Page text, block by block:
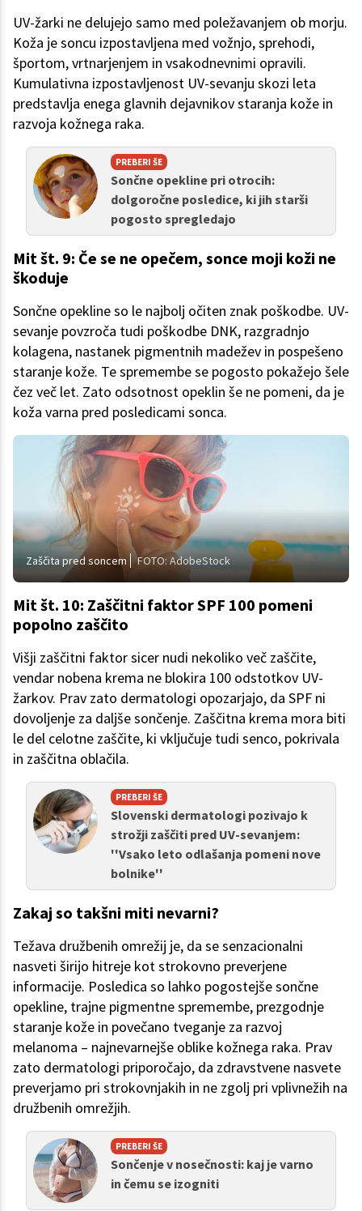
UV-žarki ne delujejo samo med poležavanjem ob morju.
Koža je soncu izpostavljena med vožnjo, sprehodi,
športom, vrtnarjenjem in vsakodnevnimi opravili.
Kumulativna izpostavljenost UV-sevanju skozi leta
predstavlja enega glavnih dejavnikov staranja kože in
razvoja kožnega raka.
PREBERI ŠE
Sončne opekline pri otrocih:
dolgoročne posledice, ki jih starši
pogosto spregledajo
Mit št. 9: Če se ne opečem, sonce moji koži ne
škoduje
Sončne opekline so le najbolj očiten znak poškodbe. UV-
sevanje povzroča tudi poškodbe DNK, razgradnjo
kolagena, nastanek pigmentnih madežev in pospešeno
staranje kože. Te spremembe se pogosto pokažejo šele
čez več let. Zato odsotnost opeklin še ne pomeni, da je
koža varna pred posledicami sonca.
Zaščita pred soncem FOTO: AdobeStock
Mit št. 10: Zaščitni faktor SPF 100 pomeni
popolno zaščito
Višji zaščitni faktor sicer nudi nekoliko več zaščite,
vendar nobena krema ne blokira 100 odstotkov UV-
žarkov. Prav zato dermatologi opozarjajo, da SPF ni
dovoljenje za daljše sončenje. Zaščitna krema mora biti
le del celotne zaščite, ki vključuje tudi senco, pokrivala
in zaščitna oblačila.
PREBERI ŠE
Slovenski dermatologi pozivajo k
strožji zaščiti pred UV-sevanjem:
''Vsako leto odlašanja pomeni nove
bolnike''
Zakaj so takšni miti nevarni?
Težava družbenih omrežij je, da se senzacionalni
nasveti širijo hitreje kot strokovno preverjene
informacije. Posledica so lahko pogostejše sončne
opekline, trajne pigmentne spremembe, prezgodnje
staranje kože in povečano tveganje za razvoj
melanoma – najnevarnejše oblike kožnega raka. Prav
zato dermatologi priporočajo, da zdravstvene nasvete
preverjamo pri strokovnjakih in ne zgolj pri vplivnežih na
družbenih omrežjih.
PREBERI ŠE
Sončenje v nosečnosti: kaj je varno
in čemu se izogniti